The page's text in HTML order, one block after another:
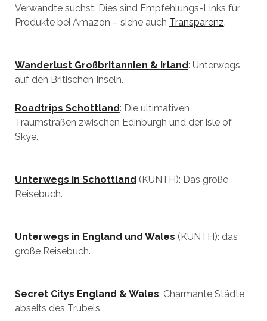
Verwandte suchst. Dies sind Empfehlungs-Links für
Produkte bei Amazon – siehe auch Transparenz.
Wanderlust Großbritannien & Irland: Unterwegs
auf den Britischen Inseln.
Roadtrips Schottland: Die ultimativen
Traumstraßen zwischen Edinburgh und der Isle of
Skye.
Unterwegs in Schottland (KUNTH): Das große
Reisebuch.
Unterwegs in England und Wales (KUNTH): das
große Reisebuch.
Secret Citys England & Wales: Charmante Städte
abseits des Trubels.